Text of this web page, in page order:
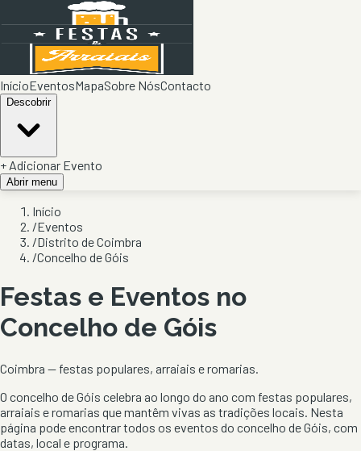
InícioEventosMapaSobre NósContacto
Descobrir
+ Adicionar Evento
Abrir menu
Início
/Eventos
/Distrito de Coimbra
/Concelho de Góis
Festas e Eventos no
Concelho de Góis
Coimbra — festas populares, arraiais e romarias.
O concelho deGóis celebra ao longo do ano com festas populares,
arraiais e romarias que mantêm vivas as tradições locais. Nesta
página pode encontrar todos os eventos do concelho deGóis, com
datas, local e programa.